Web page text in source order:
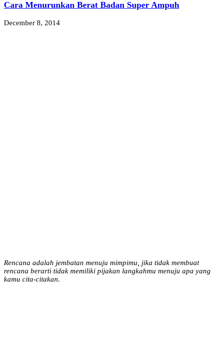
Cara Menurunkan Berat Badan Super Ampuh
December 8, 2014
Rencana adalah jembatan menuju mimpimu, jika tidak membuat
rencana berarti tidak memiliki pijakan langkahmu menuju apa yang
kamu cita-citakan.